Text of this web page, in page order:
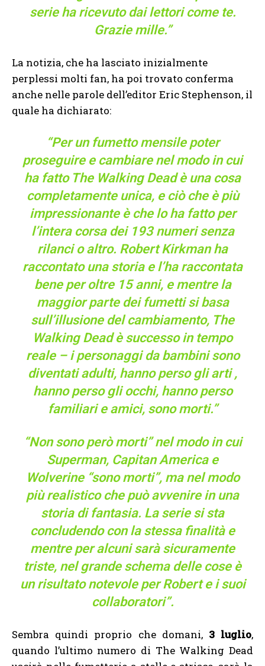
serie ha ricevuto dai lettori come te.
Grazie mille.”
La notizia, che ha lasciato inizialmente
perplessi molti fan, ha poi trovato conferma
anche nelle parole dell’editor Eric Stephenson, il
quale ha dichiarato:
“Per un fumetto mensile poter
proseguire e cambiare nel modo in cui
ha fatto The Walking Dead è una cosa
completamente unica, e ciò che è più
impressionante è che lo ha fatto per
l’intera corsa dei 193 numeri senza
rilanci o altro. Robert Kirkman ha
raccontato una storia e l’ha raccontata
bene per oltre 15 anni, e mentre la
maggior parte dei fumetti si basa
sull’illusione del cambiamento, The
Walking Dead è successo in tempo
reale – i personaggi da bambini sono
diventati adulti, hanno perso gli arti ,
hanno perso gli occhi, hanno perso
familiari e amici, sono morti.”
“Non sono però morti” nel modo in cui
Superman, Capitan America e
Wolverine “sono morti”, ma nel modo
più realistico che può avvenire in una
storia di fantasia. La serie si sta
concludendo con la stessa finalità e
mentre per alcuni sarà sicuramente
triste, nel grande schema delle cose è
un risultato notevole per Robert e i suoi
collaboratori”.
Sembra quindi proprio che domani, 3 luglio,
quando l’ultimo numero di The Walking Dead